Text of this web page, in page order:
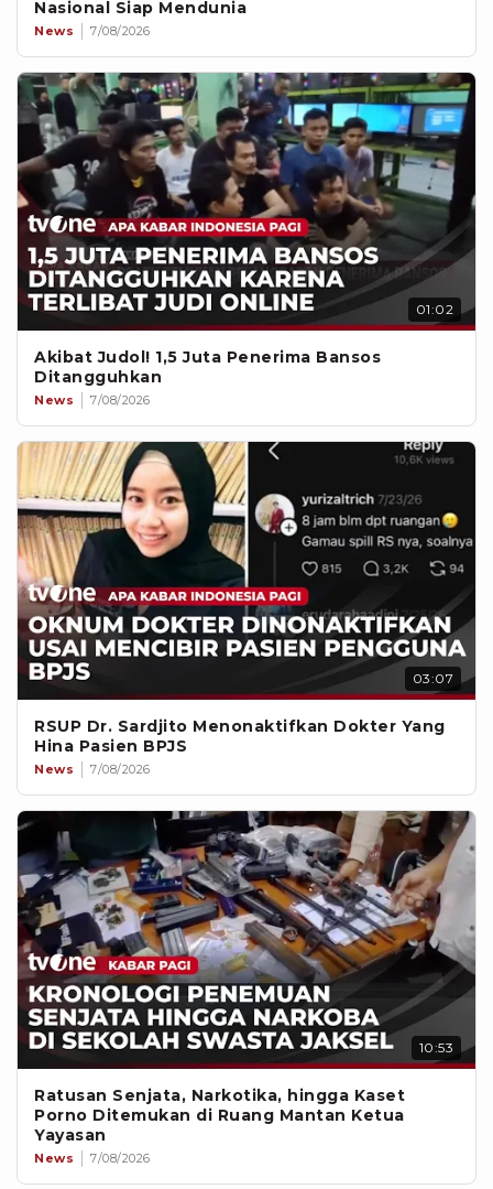
Nasional Siap Mendunia
News 7/08/2026
01:02
Akibat Judol! 1,5 Juta Penerima Bansos
Ditangguhkan
News 7/08/2026
03:07
RSUP Dr. Sardjito Menonaktifkan Dokter Yang
Hina Pasien BPJS
News 7/08/2026
10:53
Ratusan Senjata, Narkotika, hingga Kaset
Porno Ditemukan di Ruang Mantan Ketua
Yayasan
News 7/08/2026